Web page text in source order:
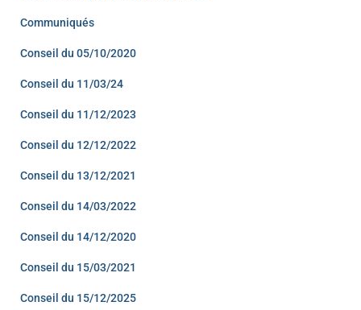
Communiqués
Conseil du 05/10/2020
Conseil du 11/03/24
Conseil du 11/12/2023
Conseil du 12/12/2022
Conseil du 13/12/2021
Conseil du 14/03/2022
Conseil du 14/12/2020
Conseil du 15/03/2021
Conseil du 15/12/2025